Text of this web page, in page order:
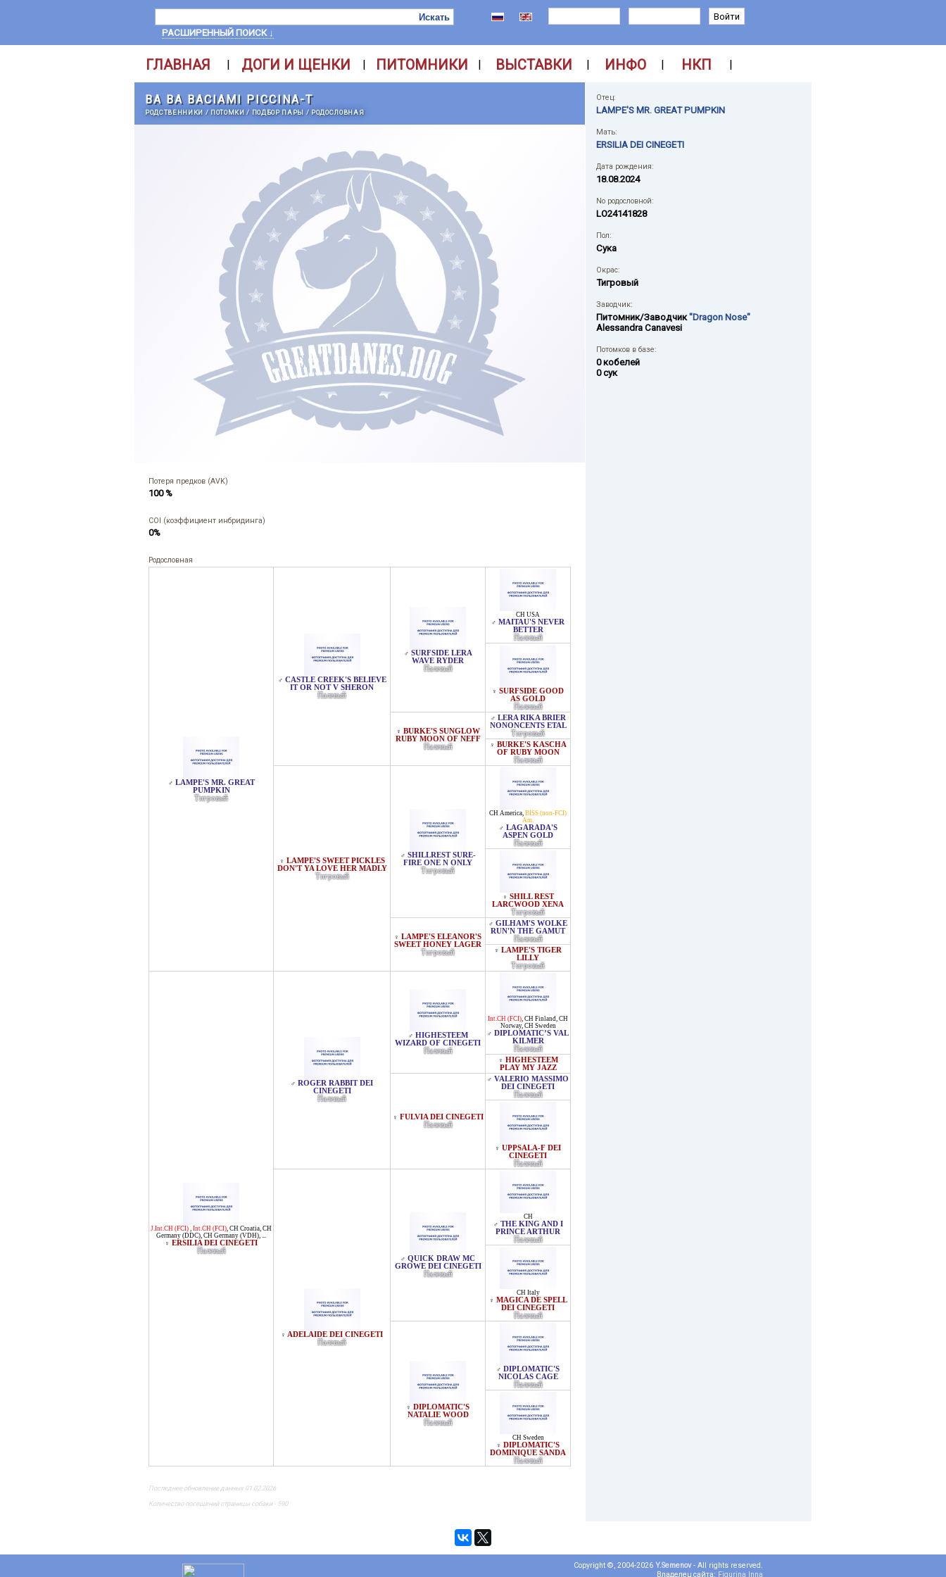
РАСШИРЕННЫЙ ПОИСК ↓
ГЛАВНАЯ | ДОГИ И ЩЕНКИ | ПИТОМНИКИ | ВЫСТАВКИ | ИНФО | НКП |
BA BA BACIAMI PICCINA-T
РОДСТВЕННИКИ / ПОТОМКИ/ ПОДБОР ПАРЫ / РОДОСЛОВНАЯ
Потеря предков (AVK)
100 %
COI (коэффициент инбридинга)
0%
Родословная
♂ LAMPE'S MR. GREAT
PUMPKIN
Тигровый
♂ CASTLE CREEK'S BELIEVE
IT OR NOT V SHERON
Палевый
♂ SURFSIDE LERA
WAVE RYDER
Палевый
CH USA
♂ MAITAU'S NEVER
BETTER
Палевый
♀ SURFSIDE GOOD
AS GOLD
Палевый
♀ BURKE'S SUNGLOW
RUBY MOON OF NEFF
Палевый
♂ LERA RIKA BRIER
NONONCENTS ETAL
Тигровый
♀ BURKE'S KASCHA
OF RUBY MOON
Палевый
♀ LAMPE'S SWEET PICKLES
DON'T YA LOVE HER MADLY
Тигровый
♂ SHILLREST SURE-
FIRE ONE N ONLY
Тигровый
CH America, BISS (non-FCI)
Am.
♂ LAGARADA'S
ASPEN GOLD
Палевый
♀ SHILL REST
LARCWOOD XENA
Тигровый
♀ LAMPE'S ELEANOR'S
SWEET HONEY LAGER
Тигровый
♂ GILHAM'S WOLKE
RUN'N THE GAMUT
Палевый
♀ LAMPE'S TIGER
LILLY
Тигровый
J.Int.CH (FCI) , Int.CH (FCI), CH Croatia, CH
Germany (DDC), CH Germany (VDH), ...
♀ ERSILIA DEI CINEGETI
Палевый
♂ ROGER RABBIT DEI
CINEGETI
Палевый
♂ HIGHESTEEM
WIZARD OF CINEGETI
Палевый
Int.CH (FCI), CH Finland, CH
Norway, CH Sweden
♂ DIPLOMATIC’S VAL
KILMER
Палевый
♀ HIGHESTEEM
PLAY MY JAZZ
♀ FULVIA DEI CINEGETI
Палевый
♂ VALERIO MASSIMO
DEI CINEGETI
Палевый
♀ UPPSALA-F DEI
CINEGETI
Палевый
♀ ADELAIDE DEI CINEGETI
Палевый
♂ QUICK DRAW MC
GROWE DEI CINEGETI
Палевый
CH
♂ THE KING AND I
PRINCE ARTHUR
Палевый
CH Italy
♀ MAGICA DE SPELL
DEI CINEGETI
Палевый
♀ DIPLOMATIC'S
NATALIE WOOD
Палевый
♂ DIPLOMATIC'S
NICOLAS CAGE
Палевый
CH Sweden
♀ DIPLOMATIC'S
DOMINIQUE SANDA
Палевый
Последнее обновление данных 01.02.2026
Количество посещений страницы собаки - 590
Отец:
LAMPE'S MR. GREAT PUMPKIN
Мать:
ERSILIA DEI CINEGETI
Дата рождения:
18.08.2024
No родословной:
LO24141828
Пол:
Сука
Окрас:
Тигровый
Заводчик:
Питомник/Заводчик"Dragon Nose"
Alessandra Canavesi
Потомков в базе:
0 кобелей
0 сук
Copyright ©, 2004-2026 Y.Semenov - All rights reserved.
Владелец сайта: Figurina Inna